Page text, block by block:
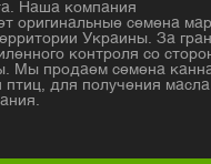
Наша компания
оригинальные семена
Украины. За
контроля со
Мы продаем семена
для получения